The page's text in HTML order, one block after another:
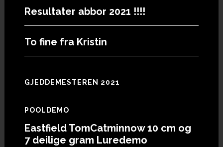
Resultater abbor 2021 !!!!
To fine fra Kristin
GJEDDEMESTEREN 2021
POOLDEMO
Eastfield TomCatminnow 10 cm og
7 deilige gram Luredemo